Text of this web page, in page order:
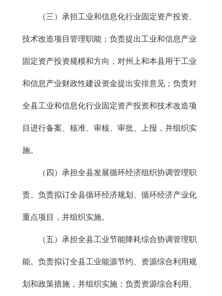
（三）承担工业和信息化行业固定资产投资、
技术改造项目管理职能；负责提出工业和信息产业
固定资产投资规模和方向，对州上和本县用于工业
和信息产业财政性建设资金提出安排意见；负责对
全县工业和信息化行业固定资产投资和技术改造项
目进行备案、核准、审核、审批、上报，并组织实
施。
（四）承担全县发展循环经济组织协调管理职
责。负责拟订全县循环经济规划、循环经济产业化
重点项目，并组织实施。
（五）承担全县工业节能降耗综合协调管理职
能。负责拟订全县工业能源节约、资源综合利用规
划和政策措施，并组织实施；负责资源综合利用、